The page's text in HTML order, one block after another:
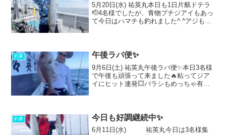
5月20日(水) 祐英丸本日も1日片舷ドテラ
🫡4名様でしたが、青物プチジアイもあっ
て今日はハマチも釣れました^ ^アジもサ
ラバは不...
釣果 午後ラバ便✨
9月6日(土) 祐英丸午後ラバ便✨本日3名様
で午後も頑張って来ました🔥粘ってジア
イにヒット連発💥バラシもめっちゃ有り
員1人5枚...
釣果 今日も好調継続中✨
6月11日(水) 祐英丸今日は3名様集